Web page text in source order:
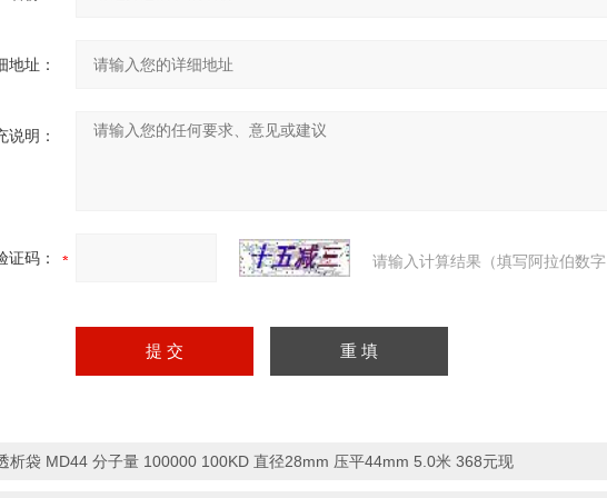
地址：
说明：
证码： 请输入计算结果（填写阿拉伯数
析袋 MD44 分子量 100000 100KD 直径28mm 压平44mm 5.0米 368元现